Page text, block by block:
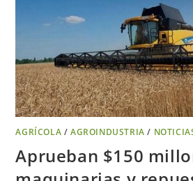
AGRÍCOLA /AGROINDUSTRIA /
Aprueban $150